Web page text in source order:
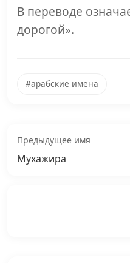
В переводе
дорогой».
#арабские имена
Предыдущее имя
Мухажира